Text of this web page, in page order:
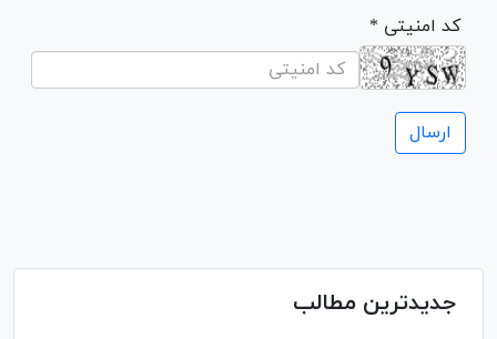
* کد امنیتی
جدیدترین مطالب